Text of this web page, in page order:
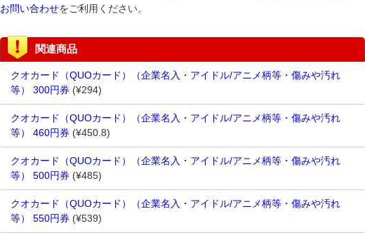
お問い合わせをご利用ください。
関連商品
クオカード（QUOカード）（企業名入・アイドル/アニメ柄等・傷みや汚れ
等） 300円券 (¥294)
クオカード（QUOカード）（企業名入・アイドル/アニメ柄等・傷みや汚れ
等） 460円券 (¥450.8)
クオカード（QUOカード）（企業名入・アイドル/アニメ柄等・傷みや汚れ
等） 500円券 (¥485)
クオカード（QUOカード）（企業名入・アイドル/アニメ柄等・傷みや汚れ
等） 550円券 (¥539)